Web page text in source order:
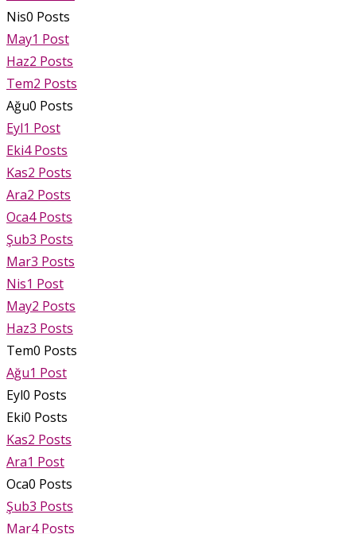
Nis0 Posts
May1 Post
Haz2 Posts
Tem2 Posts
Ağu0 Posts
Eyl1 Post
Eki4 Posts
Kas2 Posts
Ara2 Posts
Oca4 Posts
Şub3 Posts
Mar3 Posts
Nis1 Post
May2 Posts
Haz3 Posts
Tem0 Posts
Ağu1 Post
Eyl0 Posts
Eki0 Posts
Kas2 Posts
Ara1 Post
Oca0 Posts
Şub3 Posts
Mar4 Posts